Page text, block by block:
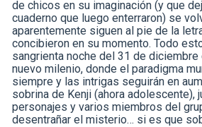
de chicos en su imaginación (y que
cuaderno que luego enterraron) se
aparentemente siguen al pie de la
concibieron en su momento. Todo
sangrienta noche del 31 de
nuevo milenio, donde el paradigma
siempre y las intrigas seguirán en
sobrina de Kenji (ahora adolescente),
personajes y varios miembros del
desentrañar el misterio… si es que